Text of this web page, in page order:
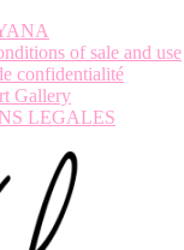
of sale and use
confidentialité
Gallery
LEGALES